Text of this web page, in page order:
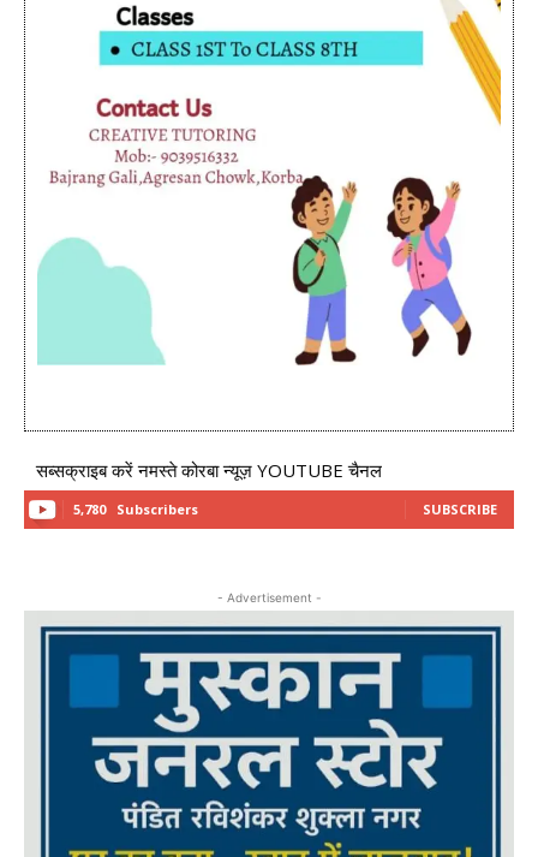
सब्सक्राइब करें नमस्ते कोरबा न्यूज़ YOUTUBE चैनल
5,780 Subscribers SUBSCRIBE
- Advertisement -